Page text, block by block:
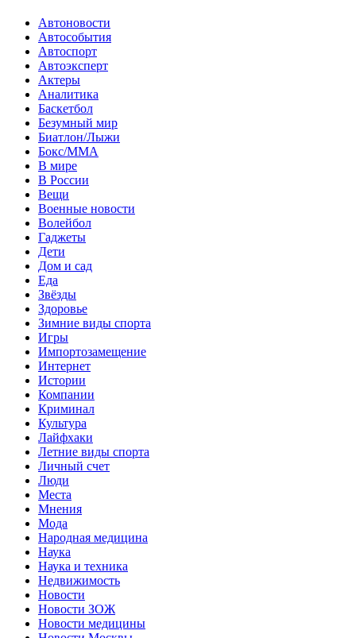
Автоновости
Автособытия
Автоспорт
Автоэксперт
Актеры
Аналитика
Баскетбол
Безумный мир
Биатлон/Лыжи
Бокс/MMA
В мире
В России
Вещи
Военные новости
Волейбол
Гаджеты
Дети
Дом и сад
Еда
Звёзды
Здоровье
Зимние виды спорта
Игры
Импортозамещение
Интернет
Истории
Компании
Криминал
Культура
Лайфхаки
Летние виды спорта
Личный счет
Люди
Места
Мнения
Мода
Народная медицина
Наука
Наука и техника
Недвижимость
Новости
Новости ЗОЖ
Новости медицины